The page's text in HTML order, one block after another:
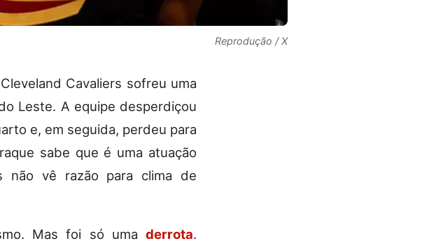
Reprodução / X
Cavaliers sofreu uma
Leste. A equipe desperdiçou
e, em seguida, perdeu para
sabe que é uma atuação
não vê razão para clima de
Mas foi só uma derrota.